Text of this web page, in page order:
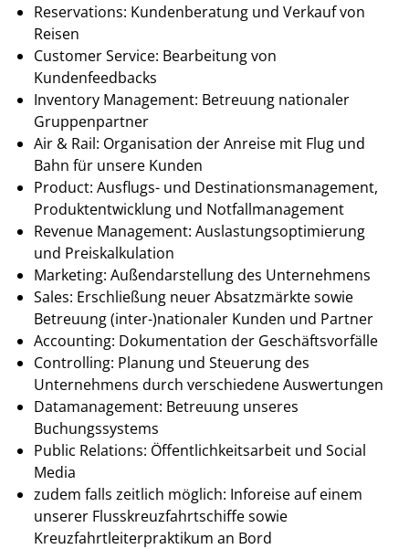
Reservations: Kundenberatung und Verkauf von
Reisen
Customer Service: Bearbeitung von
Kundenfeedbacks
Inventory Management: Betreuung nationaler
Gruppenpartner
Air & Rail: Organisation der Anreise mit Flug und
Bahn für unsere Kunden
Product: Ausflugs- und Destinationsmanagement,
Produktentwicklung und Notfallmanagement
Revenue Management: Auslastungsoptimierung
und Preiskalkulation
Marketing: Außendarstellung des Unternehmens
Sales: Erschließung neuer Absatzmärkte sowie
Betreuung (inter-)nationaler Kunden und Partner
Accounting: Dokumentation der Geschäftsvorfälle
Controlling: Planung und Steuerung des
Unternehmens durch verschiedene Auswertungen
Datamanagement: Betreuung unseres
Buchungssystems
Public Relations: Öffentlichkeitsarbeit und Social
Media
zudem falls zeitlich möglich: Inforeise auf einem
unserer Flusskreuzfahrtschiffe sowie
Kreuzfahrtleiterpraktikum an Bord